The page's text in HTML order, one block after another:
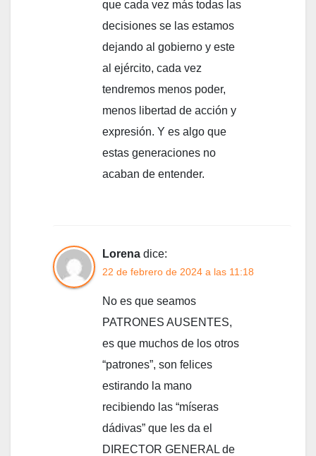
que cada vez más todas las
decisiones se las estamos
dejando al gobierno y este
al ejército, cada vez
tendremos menos poder,
menos libertad de acción y
expresión. Y es algo que
estas generaciones no
acaban de entender.
Lorena dice:
22 de febrero de 2024 a las 11:18
No es que seamos
PATRONES AUSENTES,
es que muchos de los otros
“patrones”, son felices
estirando la mano
recibiendo las “míseras
dádivas” que les da el
DIRECTOR GENERAL de